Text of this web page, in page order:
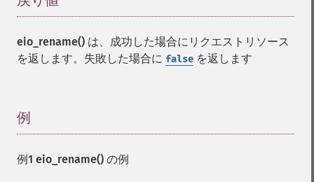
eio_rename() は、成功した場合にリクエストリソース
を返します。失敗した場合に false を返します
例
例1 eio_rename() の例